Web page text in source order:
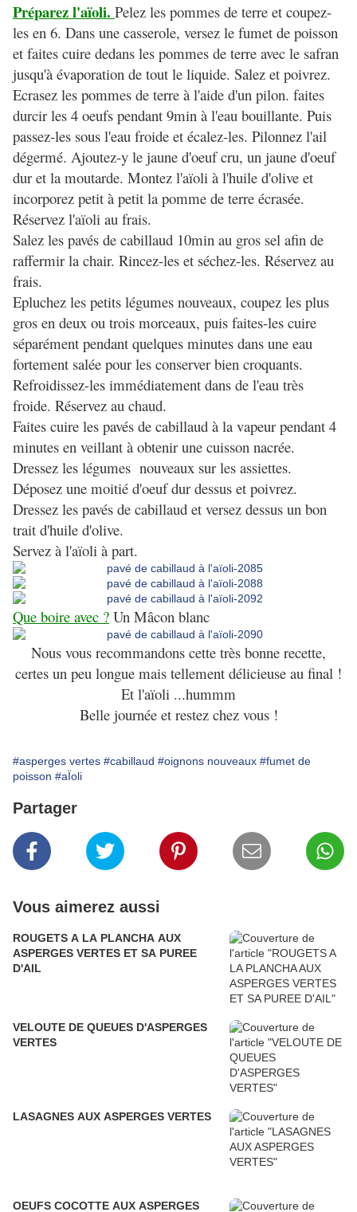
Préparez l'aïoli. Pelez les pommes de terre et coupez-
les en 6. Dans une casserole, versez le fumet de poisson
et faites cuire dedans les pommes de terre avec le safran
jusqu'à évaporation de tout le liquide. Salez et poivrez.
Ecrasez les pommes de terre à l'aide d'un pilon. faites
durcir les 4 oeufs pendant 9min à l'eau bouillante. Puis
passez-les sous l'eau froide et écalez-les. Pilonnez l'ail
dégermé. Ajoutez-y le jaune d'oeuf cru, un jaune d'oeuf
dur et la moutarde. Montez l'aïoli à l'huile d'olive et
incorporez petit à petit la pomme de terre écrasée.
Réservez l'aïoli au frais.
Salez les pavés de cabillaud 10min au gros sel afin de
raffermir la chair. Rincez-les et séchez-les. Réservez au
frais.
Epluchez les petits légumes nouveaux, coupez les plus
gros en deux ou trois morceaux, puis faites-les cuire
séparément pendant quelques minutes dans une eau
fortement salée pour les conserver bien croquants.
Refroidissez-les immédiatement dans de l'eau très
froide. Réservez au chaud.
Faites cuire les pavés de cabillaud à la vapeur pendant 4
minutes en veillant à obtenir une cuisson nacrée.
Dressez les légumes nouveaux sur les assiettes.
Déposez une moitié d'oeuf dur dessus et poivrez.
Dressez les pavés de cabillaud et versez dessus un bon
trait d'huile d'olive.
Servez à l'aïoli à part.
Que boire avec ? Un Mâcon blanc
Nous vous recommandons cette très bonne recette,
certes un peu longue mais tellement délicieuse au final !
Et l'aïoli ...hummm
Belle journée et restez chez vous !
#asperges vertes #cabillaud #oignons nouveaux #fumet de
poisson #aÏoli
Partager
Vous aimerez aussi
ROUGETS A LA PLANCHA AUX
ASPERGES VERTES ET SA PUREE
D'AIL
VELOUTE DE QUEUES D'ASPERGES
VERTES
LASAGNES AUX ASPERGES VERTES
OEUFS COCOTTE AUX ASPERGES